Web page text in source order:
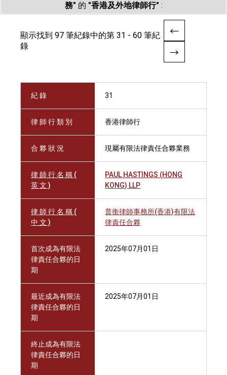
務" 的 "香港及外地律師行" :
顯示找到 97 筆紀錄中的第 31 - 60 筆紀
錄
紀 錄 31
律 師 行 類 別 香港律師行
合 夥 狀 況 現屬有限法律責任合夥業務
律 師 行 名 稱 (
英 文 )
PAUL HASTINGS (HONG
KONG) LLP
律 師 行 名 稱 (
中 文 )
普衡律師事務所(香港)有限法
律責任合夥
首次成為有限法
律責任合夥的日
期
2025年07月01日
最近成為有限法
律責任合夥的日
期
2025年07月01日
終止成為有限法
律責任合夥的日
期